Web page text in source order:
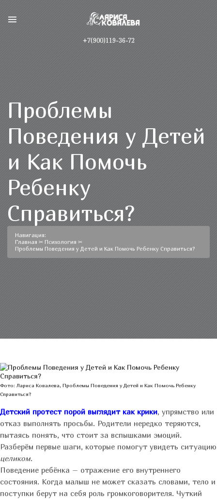
+7(900)119-36-72
Проблемы
Поведения у Детей
и Как Помочь
Ребенку
Справиться?
Навигация:
Главная ✂ Психология ✂
Проблемы Поведения у Детей и Как Помочь Ребенку Справиться?
Фото: Лариса Ковалева, Проблемы Поведения у Детей и Как Помочь Ребенку
Справиться?
Детский протест порой выглядит как крики, упрямство или
отказ выполнять просьбы. Родители нередко теряются,
пытаясь понять, что стоит за вспышками эмоций.
Разберём первые шаги, которые помогут увидеть ситуацию
целиком.
Поведение ребёнка – отражение его внутреннего
состояния. Когда малыш не может сказать словами, тело и
поступки берут на себя роль громкоговорителя. Чуткий